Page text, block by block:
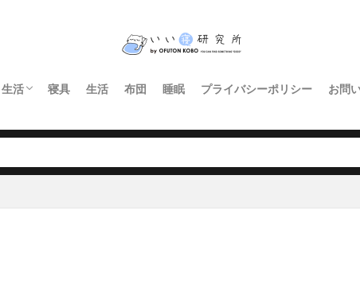
生活 寝具 生活 布団 睡眠 プライバシーポリシー お問